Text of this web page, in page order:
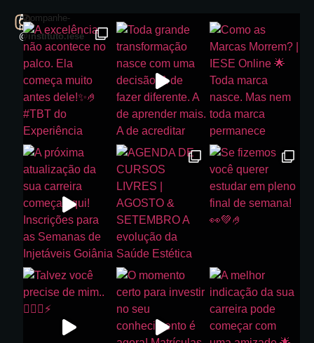
Acompanhe-
nos:
@instituto.iese